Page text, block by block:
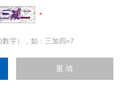
字），如：三加四=7